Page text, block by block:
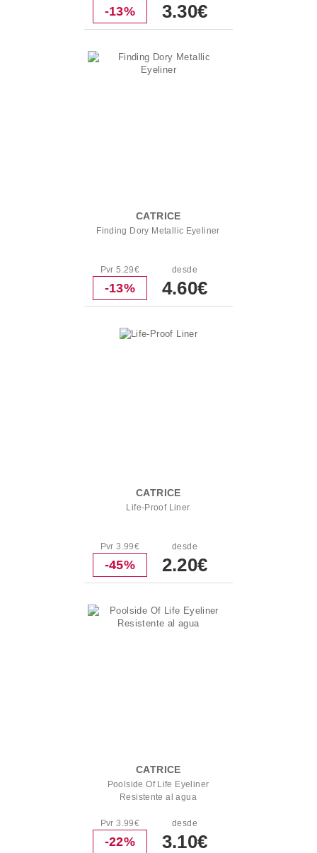
-13% 3.30€
CATRICE
Finding Dory Metallic Eyeliner
Pvr 5.29€
-13%
desde
4.60€
CATRICE
Life-Proof Liner
Pvr 3.99€
-45%
desde
2.20€
CATRICE
Poolside Of Life Eyeliner
Resistente al agua
Pvr 3.99€
-22%
desde
3.10€